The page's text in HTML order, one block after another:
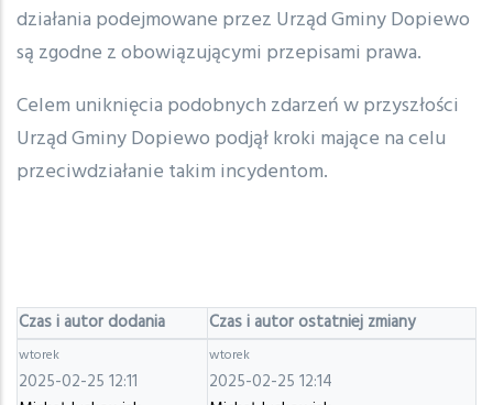
działania podejmowane przez Urząd Gminy Dopiewo
są zgodne z obowiązującymi przepisami prawa.
Celem uniknięcia podobnych zdarzeń w przyszłości
Urząd Gminy Dopiewo podjął kroki mające na celu
przeciwdziałanie takim incydentom.
Czas i autor dodania Czas i autor ostatniej zmiany
wtorek
2025-02-25 12:11
wtorek
2025-02-25 12:14